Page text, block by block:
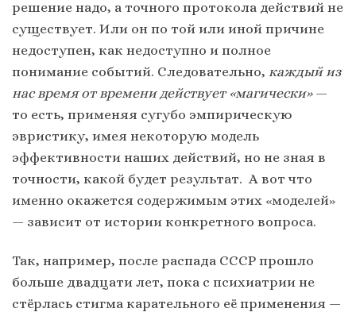
решение надо, а точного протокола действий не
существует. Или он по той или иной причине
недоступен, как недоступно и полное
понимание событий. Следовательно, каждый из
нас время от времени действует «магически»—
то есть, применяя сугубо эмпирическую
эвристику, имея некоторую модель
эффективности наших действий, но не зная в
точности, какой будет результат. А вот что
именно окажется содержимым этих «моделей»
— зависит от истории конкретного вопроса.
Так, например, после распада СССР прошло
больше двадцати лет, пока с психиатрии не
стёрлась стигма карательного её применения —